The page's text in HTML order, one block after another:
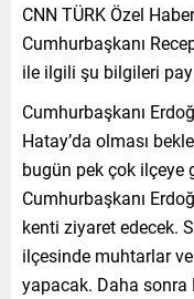
CNN TÜRK Özel
Cumhurbaşkanı
ile ilgili şu bilgileri
Cumhurbaşkanı
Hatay’da olması
bugün pek çok ilçeye
Cumhurbaşkanı
kenti ziyaret edecek.
ilçesinde muhtarlar
yapacak. Daha sonra